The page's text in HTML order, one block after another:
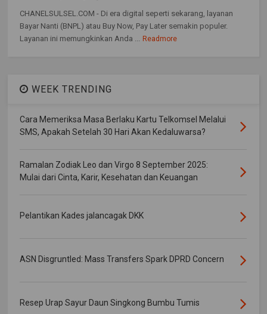
CHANELSULSEL.COM - Di era digital seperti sekarang, layanan
Bayar Nanti (BNPL) atau Buy Now, Pay Later semakin populer.
Layanan ini memungkinkan Anda ... Readmore
WEEK TRENDING
Cara Memeriksa Masa Berlaku Kartu Telkomsel Melalui
SMS, Apakah Setelah 30 Hari Akan Kedaluwarsa?
Ramalan Zodiak Leo dan Virgo 8 September 2025:
Mulai dari Cinta, Karir, Kesehatan dan Keuangan
Pelantikan Kades jalancagak DKK
ASN Disgruntled: Mass Transfers Spark DPRD Concern
Resep Urap Sayur Daun Singkong Bumbu Tumis